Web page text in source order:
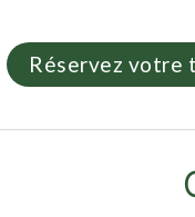
header
Réservez votre